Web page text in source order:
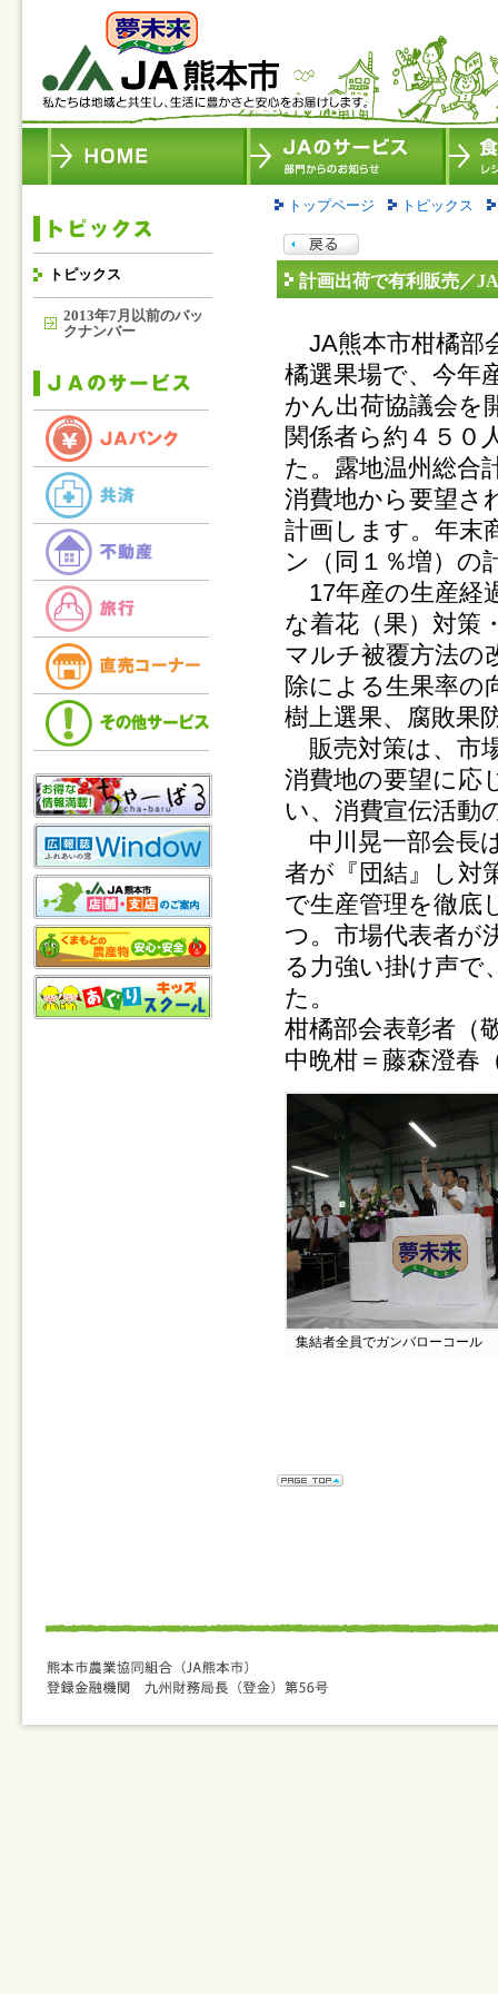
トピックス
2013年7月以前のバッ
クナンバー
トップページ トピックス
計画出荷で有利販売／
JA熊本市柑橘部
橘選果場で、今年
かん出荷協議会を
関係者ら約４５０
た。露地温州総合
消費地から要望さ
計画します。年末
ン（同１％増）の
17年産の生産経
な着花（果）対策
マルチ被覆方法の
除による生果率の
樹上選果、腐敗果
販売対策は、市
消費地の要望に応
い、消費宣伝活動
中川晃一部会長
者が『団結』し対
で生産管理を徹底
つ。市場代表者が
る力強い掛け声で
た。
柑橘部会表彰者（
中晩柑＝藤森澄春
集結者全員でガンバローコール